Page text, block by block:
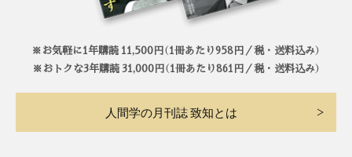
※お気軽に1年購読 11,500円（1冊あたり958円／税・送料込み）
※おトクな3年購読 31,000円（1冊あたり861円／税・送料込み）
人間学の月刊誌 致知とは